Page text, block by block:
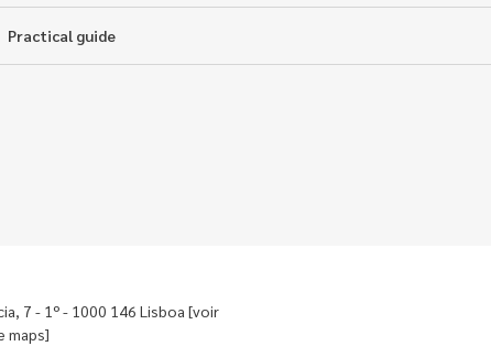
Practical guide
7 - 1º - 1000 146 Lisboa [voir
maps]